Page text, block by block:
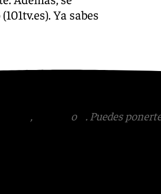
Ya sabes
en contacto
, o
. Puedes